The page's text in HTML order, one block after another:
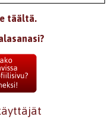
täältä.